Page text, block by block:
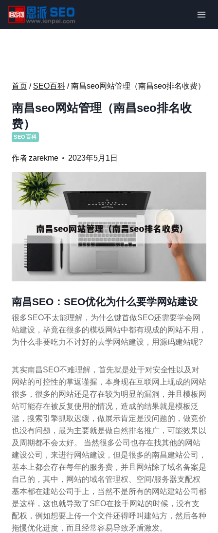
内
首页 / SEO百科 / 南昌seo网站管理（南昌seo排名收费）
南昌seo网站管理（南昌seo排名收
费）
SEO百科
作者zarekme 2023年5月1日
南昌SEO：SEO优化为什么要学网站建设
很多SEO不太能理解，为什么键首做SEO还需要学会网
站建设，毕竟在很多的模板网站中都有现成的网站不用，
为什么非要吃力不讨好的去学网站建设，用源码建站呢?
其实南昌SEO不难理解，首先就是处于对安全性以及对
网站的可控性的掌返谨握，本身现在互联网上现成的网站
很多，很多的网站还是存在较为明显的漏洞，并且模板网
站可能存在被反复使用的情况，造成的结果就是模板泛
滥，搜索引擎抓取迟缓，做展示肯定是没问题的，做竞价
也没有问题，最为主要就是做自然排名推广，可能效果以
及周期都不会太好。 当然很多公司也存在找其他的网站
建设公司，来进行网站建设，但是很多的南昌建站公司，
基本上都会存在每年的服务费，并且网站除了域名备案是
自己的，其中，网站的域名管理权、空间/服务器支配权
基本都在建站公司手上，当然不是所有的网站建站公司都
是这样，这也就导致了SEO在接手网站的时候，没有支
配权，例如想要上传一个文件还得呼叫建站方，然后各种
拖慢优化进度，而且经常容易导致矛盾激发。